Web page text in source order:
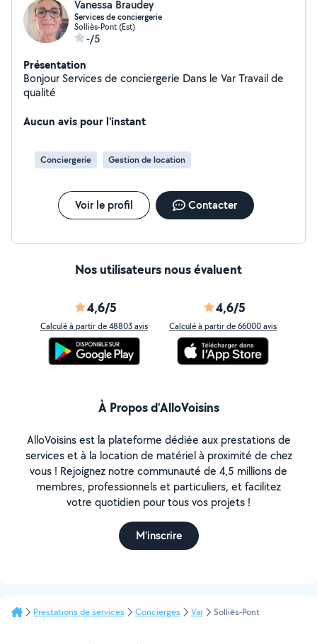
Vanessa Braudey
Services de conciergerie
Solliès-Pont (Est)
-/5
Présentation
Bonjour Services de conciergerie Dans le Var Travail de
qualité
Aucun avis pour l'instant
Conciergerie Gestion de location
Voir le profil Contacter
Nos utilisateurs nous évaluent
4,6/5
Calculé à partir de 48803 avis
4,6/5
Calculé à partir de 66000 avis
À Propos d’AlloVoisins
AlloVoisins est la plateforme dédiée aux prestations de
services et à la location de matériel à proximité de chez
vous ! Rejoignez notre communauté de 4,5 millions de
membres, professionnels et particuliers, et facilitez
votre quotidien pour tous vos projets !
M'inscrire
Prestations de services Concierges Var Solliès-Pont